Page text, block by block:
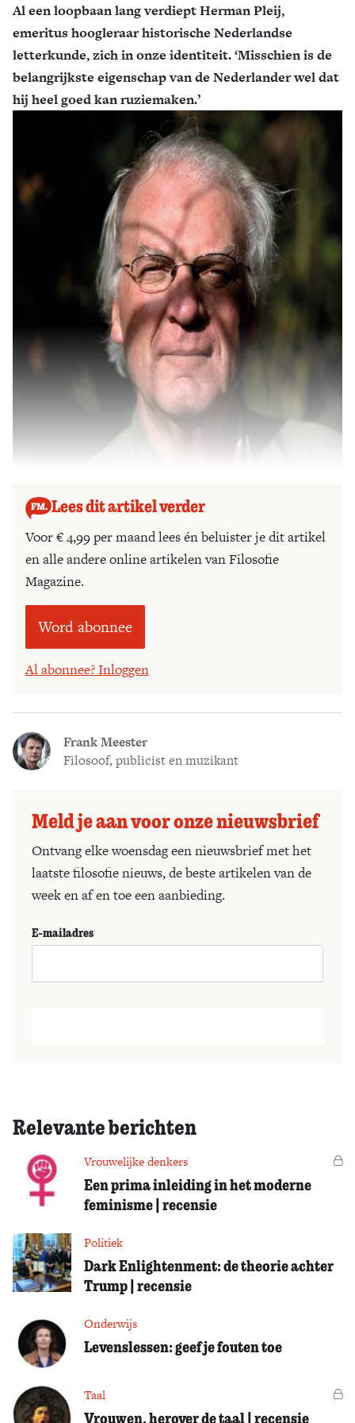
Al een loopbaan lang verdiept Herman Pleij,
emeritus hoogleraar historische Nederlandse
letterkunde, zich in onze identiteit. ‘Misschien is de
belangrijkste eigenschap van de Nederlander wel dat
hij heel goed kan ruziemaken.’
Lees dit artikel verder
Voor € 4,99 per maand lees én beluister je dit artikel
en alle andere online artikelen van Filosofie
Magazine.
Word abonnee
Al abonnee? Inloggen
Frank Meester
Filosoof, publicist en muzikant
Meld je aan voor onze nieuwsbrief
Ontvang elke woensdag een nieuwsbrief met het
laatste filosofie nieuws, de beste artikelen van de
week en af en toe een aanbieding.
E-mailadres
Relevante berichten
Vrouwelijke denkers
Een prima inleiding in het moderne
feminisme | recensie
Politiek
Dark Enlightenment: de theorie achter
Trump | recensie
Onderwijs
Levenslessen: geef je fouten toe
Taal
Vrouwen, herover de taal | recensie